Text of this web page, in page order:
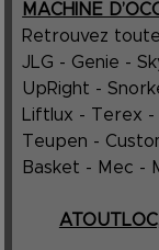
MACHINE
Retrouvez
JLG - Genie -
UpRight -
Liftlux - Terex -
Teupen -
Basket - Mec -